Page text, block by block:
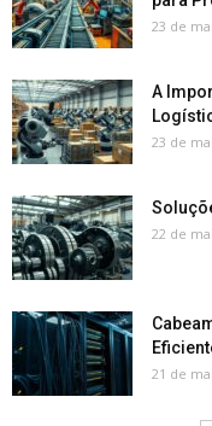
23 de
A
23 de
22 de
21 de